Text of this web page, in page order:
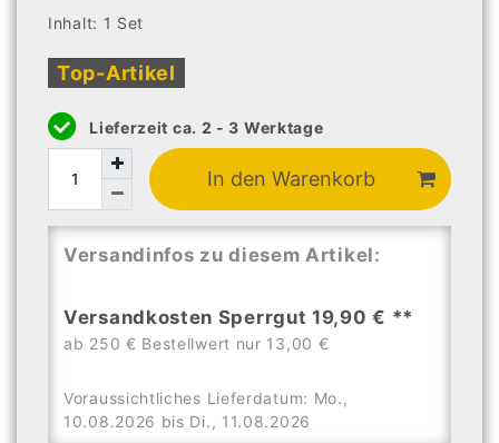
Inhalt: 1 Set
Top-Artikel
Lieferzeit ca. 2 - 3 Werktage
In den Warenkorb
Versandinfos zu diesem Artikel:
Versandkosten Sperrgut 19,90 € **
ab 250 € Bestellwert nur 13,00 €
Voraussichtliches Lieferdatum: Mo.,
10.08.2026 bis Di., 11.08.2026